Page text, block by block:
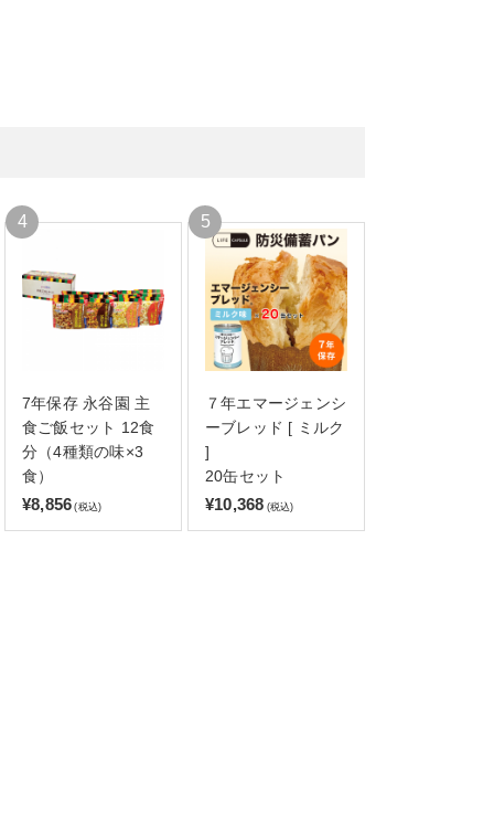
7年保存 永谷園 主
食ご飯セット 12食
分（4種類の味×3
食）
¥8,856 (税込)
７年エマージェンシ
ーブレッド [ ミルク
]
20缶セット
¥10,368 (税込)